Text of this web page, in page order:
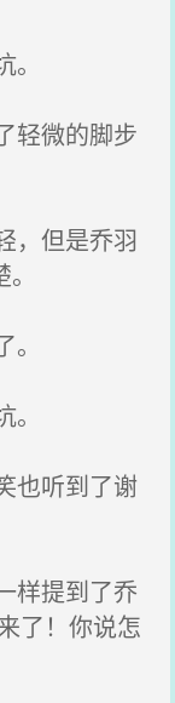
轻微的脚步
，但是乔羽
也听到了谢
样提到了乔
了！你说怎